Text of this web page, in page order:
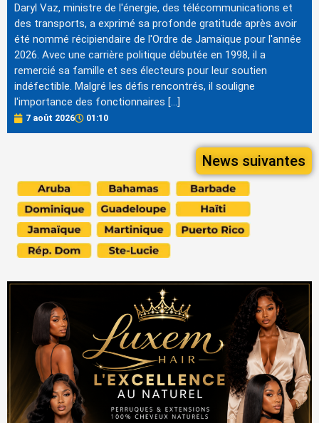
Daryl Vaz, ministre de l'énergie, des télécommunications et
des transports, a exprimé sa profonde gratitude après avoir
été nommé récipiendaire de l'Ordre de Jamaïque pour l'année
2026. Avec une carrière politique débutée en 1998, il a
remercié sa famille et ses électeurs pour leur soutien
indéfectible. Malgré les défis rencontrés, il souligne
l'importance des fonctionnaires […]
7 août 2026 01:10
News suivantes